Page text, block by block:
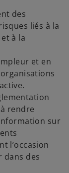
des
liés à la
à la
et en
rendre
sur
l’occasion
dans des